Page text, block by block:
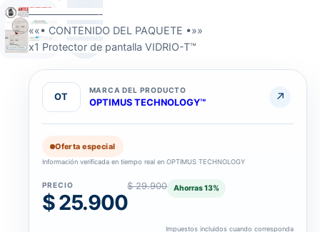
———————-
««• CONTENIDO DEL PAQUETE •»»
x1 Protector de pantalla VIDRIO-T™
OT
MARCA DEL PRODUCTO
OPTIMUS TECHNOLOGY™ ↗
Oferta especial
Información verificada en tiempo real en OPTIMUS TECHNOLOGY
PRECIO
$ 25.900
$ 29.900 Ahorras13%
Impuestos incluidos cuando corresponda